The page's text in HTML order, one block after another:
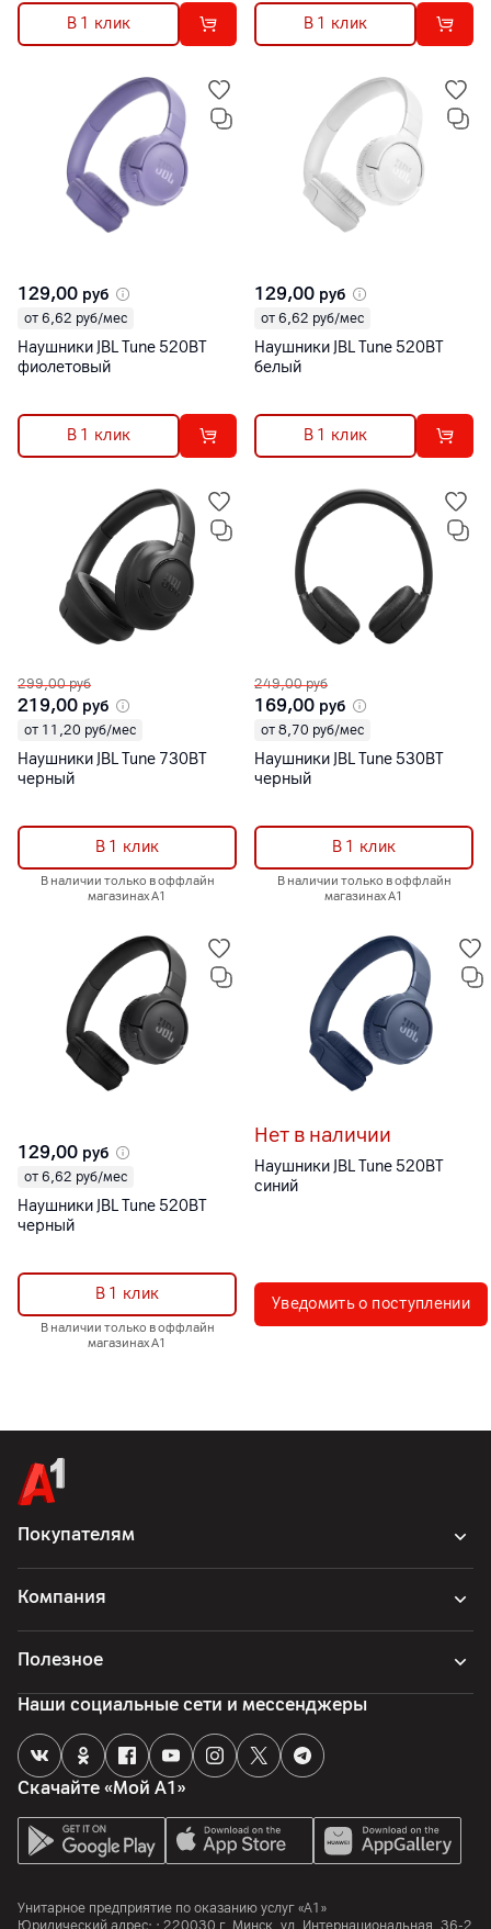
В 1 клик В 1 клик
129,00 руб
от 6,62 руб/мес
Наушники JBL Tune 520BT
фиолетовый
В 1 клик
129,00 руб
от 6,62 руб/мес
Наушники JBL Tune 520BT
белый
В 1 клик
299,00 руб
219,00 руб
от 11,20 руб/мес
Наушники JBL Tune 730BT
черный
В 1 клик
В наличии только в оффлайн
магазинах А1
249,00 руб
169,00 руб
от 8,70 руб/мес
Наушники JBL Tune 530BT
черный
В 1 клик
В наличии только в оффлайн
магазинах А1
129,00 руб
от 6,62 руб/мес
Наушники JBL Tune 520BT
черный
В 1 клик
В наличии только в оффлайн
магазинах А1
Нет в наличии
Наушники JBL Tune 520BT
синий
Уведомить о поступлении
Покупателям
Компания
Полезное
Скачайте «Мой А1»
Наши социальные сети и мессенджеры
Унитарное предприятие по оказанию услуг «А1»
Юридический адрес: : 220030 г. Минск ул. Интернациональная, 36-2